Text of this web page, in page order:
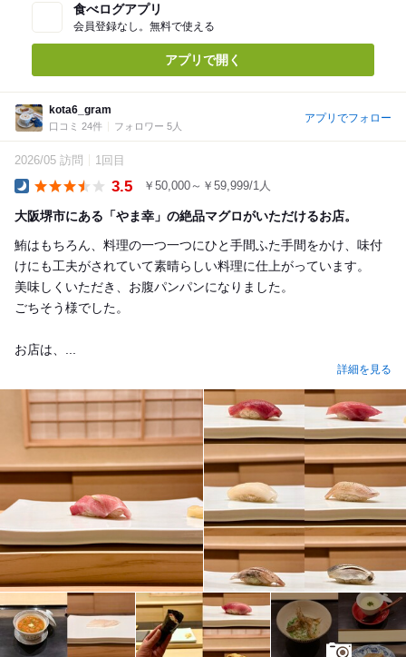
食べログアプリ
会員登録なし。無料で使える
アプリで開く
kota6_gram
口コミ 24件 フォロワー 5人
アプリでフォロー
2026/05 訪問 1回目
3.5 ￥50,000～￥59,999/1人
大阪堺市にある「やま幸」の絶品マグロがいただけるお店。
鮪はもちろん、料理の一つ一つにひと手間ふた手間をかけ、味付
けにも工夫がされていて素晴らしい料理に仕上がっています。
美味しくいただき、お腹パンパンになりました。
ごちそう様でした。
お店は、...
詳細を見る